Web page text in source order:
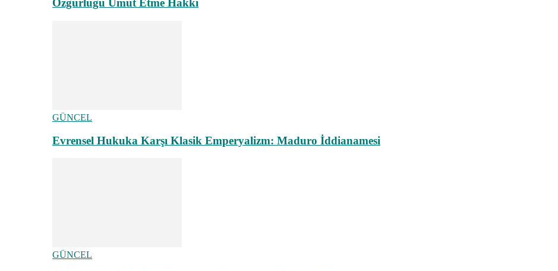
Özgürlüğü Umut Etme Hakkı
GÜNCEL
Evrensel Hukuka Karşı Klasik Emperyalizm: Maduro İddianamesi
GÜNCEL